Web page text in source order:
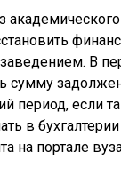
В
сумму
период, если
в
на портале